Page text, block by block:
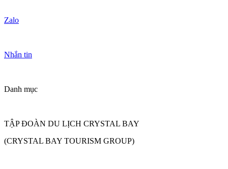
Zalo
Nhắn tin
Danh mục
TẬP ĐOÀN DU LỊCH CRYSTAL BAY
(CRYSTAL BAY TOURISM GROUP)